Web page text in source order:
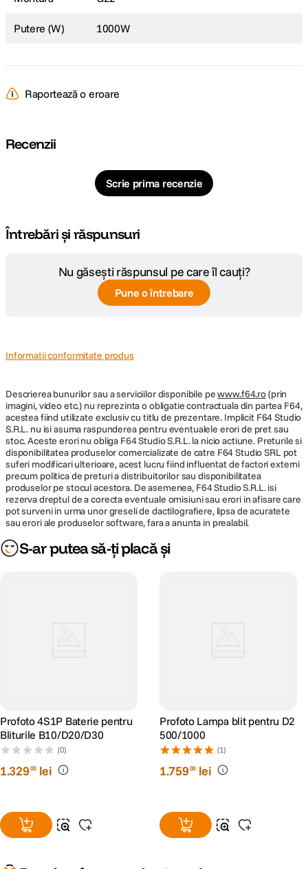
Putere (W) 1000W
Raportează o eroare
Recenzii
Scrie prima recenzie
Întrebări și răspunsuri
Nu găsești răspunsul pe care îl cauți?
Pune o întrebare
Informatii conformitate produs
Descrierea bunurilor sau a serviciilor disponibile pewww.f64.ro(prin
imagini, video etc.) nu reprezinta o obligatie contractuala din partea F64,
acestea fiind utilizate exclusiv cu titlu de prezentare. Implicit F64 Studio
S.R.L. nu isi asuma raspunderea pentru eventualele erori de pret sau
stoc. Aceste erori nu obliga F64 Studio S.R.L. la nicio actiune. Preturile si
disponibilitatea produselor comercializate de catre F64 Studio SRL pot
suferi modificari ulterioare, acest lucru fiind influentat de factori externi
precum politica de preturi a distribuitorilor sau disponibilitatea
produselor pe stocul acestora. De asemenea, F64 Studio S.R.L. isi
rezerva dreptul de a corecta eventuale omisiuni sau erori in afisare care
pot surveni in urma unor greseli de dactilografiere, lipsa de acuratete
sau erori ale produselor software, fara a anunta in prealabil.
S-ar putea să-ți placă și
Profoto 4S1P Baterie pentru
Bliturile B10/D20/D30
(0)
1.32900 lei
Profoto Lampa blit pentru D2
500/1000
(1)
1.75900 lei